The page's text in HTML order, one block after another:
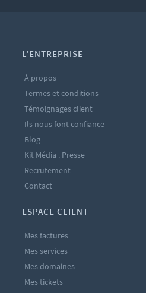
L'ENTREPRISE
À propos
Termes et conditions
Témoignages client
Ils nous font confiance
Blog
Kit Média . Presse
Recrutement
Contact
ESPACE CLIENT
Mes factures
Mes services
Mes domaines
Mes tickets